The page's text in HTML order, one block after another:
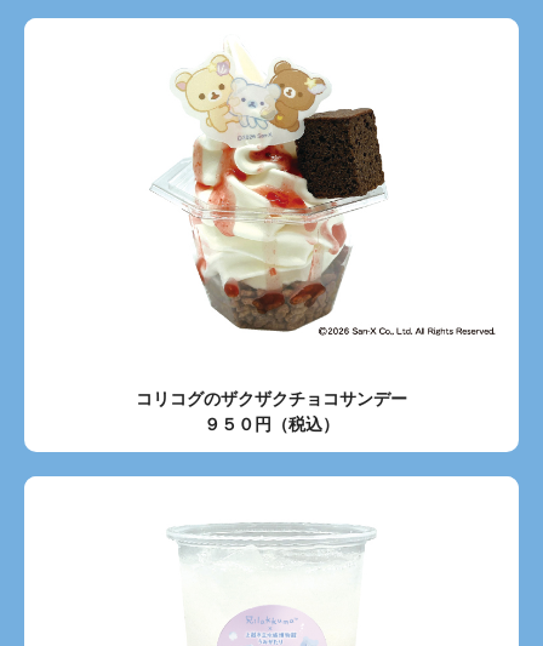
コリコグのザクザクチョコサンデー
９５０円（税込）